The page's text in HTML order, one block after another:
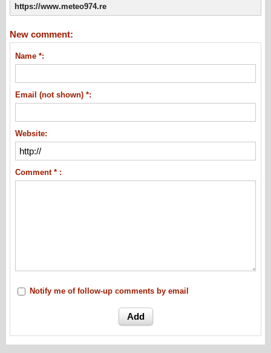
https://www.meteo974.re
New comment:
Name *:
Email (not shown) *:
Website:
Comment * :
Notify me of follow-up comments by email